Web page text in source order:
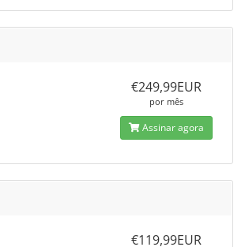
€249,99EUR
por mês
Assinar agora
€119,99EUR